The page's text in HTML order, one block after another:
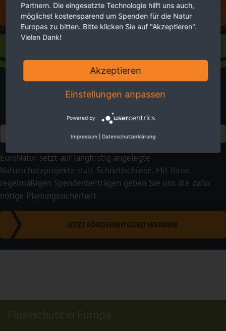
FÜR EUROPAS FLÜSSE SPENDEN
EuroNatur setzt auf langfristig angelegte
Naturschutzprojekte statt Schnellschüsse. Mit Ihren
regelmäßigen Spendenbeiträgen geben Sie uns die dafür
nötige Planungssicherheit.
JETZT FÖRDERMITGLIED WERDEN
Flussschutz in Europa
Partnern. Die eingesetzte Technologie hilft uns auch,
möglichst kostensparend um Spenden für die Natur
Europas zu bitten. Bitte klicken Sie auf "Akzeptieren".
Vielen Dank!
Akzeptieren
Einstellungen anpassen
Powered by
Impressum Datenschutzerklärung